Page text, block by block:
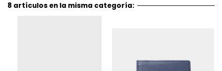
8 artículos en la misma categoría: